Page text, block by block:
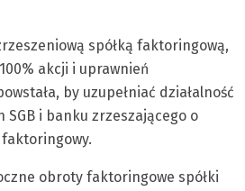
spółką faktoringową,
akcji i uprawnień
by uzupełniać działalność
SGB i banku zrzeszającego o
obroty faktoringowe spółki